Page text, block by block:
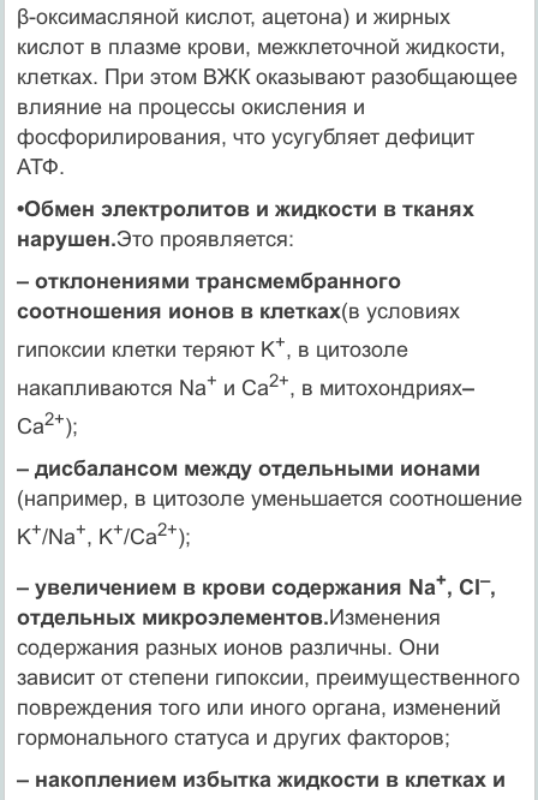
β-оксимасляной кислот, ацетона) и жирных
кислот в плазме крови, межклеточной жидкости,
клетках. При этом ВЖК оказывают разобщающее
влияние на процессы окисления и
фосфорилирования, что усугубляет дефицит
АТФ.
•Обмен электролитов и жидкости в тканях
нарушен.Это проявляется:
– отклонениями трансмембранного
соотношения ионов в клетках(в условиях
гипоксии клетки теряют K+, в цитозоле
накапливаются Na+ и Ca2+, в митохондриях–
Ca2+);
– дисбалансом между отдельными ионами
(например, в цитозоле уменьшается соотношение
K+/Na+, K+/Ca2+);
– увеличением в крови содержания Na+, Cl–,
отдельных микроэлементов.Изменения
содержания разных ионов различны. Они
зависит от степени гипоксии, преимущественного
повреждения того или иного органа, изменений
гормонального статуса и других факторов;
– накоплением избытка жидкости в клетках и